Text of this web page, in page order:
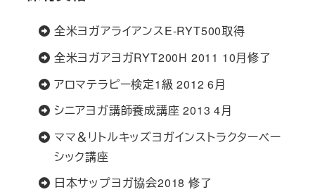
全米ヨガアライアンスE-RYT500取得
全米ヨガアヨガRYT200H 2011 10月修了
アロマテラピー検定1級 2012 6月
シニアヨガ講師養成講座 2013 4月
ママ＆リトルキッズヨガインストラクターベー
シック講座
日本サップヨガ協会2018 修了